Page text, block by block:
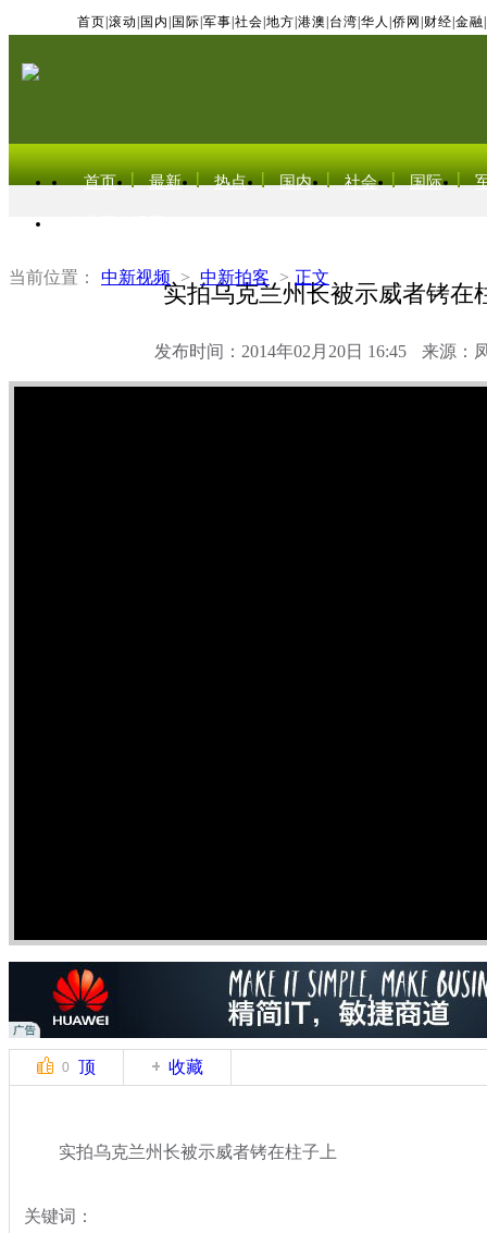
首页 滚动 国内 国际 军事 社会 地方 港澳 台湾 华人 侨网 财经 金融
首页 最新 热点 国内 社会 国际
当前位置： 中新视频 > 中新拍客 > 正文
实拍乌克兰州长被示威者铐在
发布时间：2014年02月20日 16:45 来源：
0 顶 收藏
实拍乌克兰州长被示威者铐在柱子上
关键词：